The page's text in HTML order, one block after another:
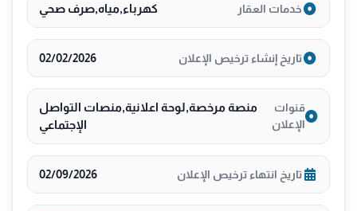
خدمات العقار كهرباء,مياه,صرف صحي
تاريخ إنشاء ترخيص الإعلان 02/02/2026
قنوات
الإعلان
منصة مرخصة,لوحة اعلانية,منصات التواصل
الإجتماعي
تاريخ انتهاء ترخيص الإعلان 02/09/2026